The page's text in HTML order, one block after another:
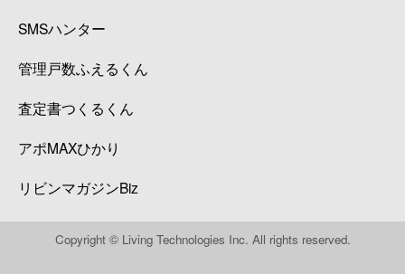
SMSハンター
管理戸数ふえるくん
査定書つくるくん
アポMAXひかり
リビンマガジンBiz
Copyright © Living Technologies Inc. All rights reserved.